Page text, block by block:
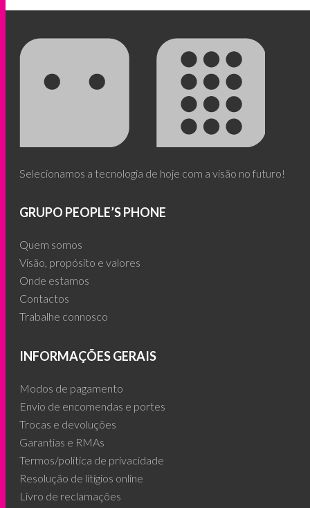
Selecionamos a tecnologia de hoje com a visão no futuro!
GRUPO PEOPLE’S PHONE
Quem somos
Visão, propósito e valores
Onde estamos
Contactos
Trabalhe connosco
INFORMAÇÕES GERAIS
Modos de pagamento
Envio de encomendas e portes
Trocas e devoluções
Garantias e RMAs
Termos/política de privacidade
Resolução de litígios online
Livro de reclamações